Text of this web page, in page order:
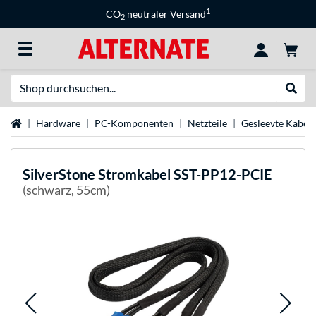
CO2 neutraler Versand1
StartseiteHardware PC-Komponenten Netzteile Gesleevte Kabel
SilverStone Stromkabel SST-PP12-PCIE
(schwarz, 55cm)